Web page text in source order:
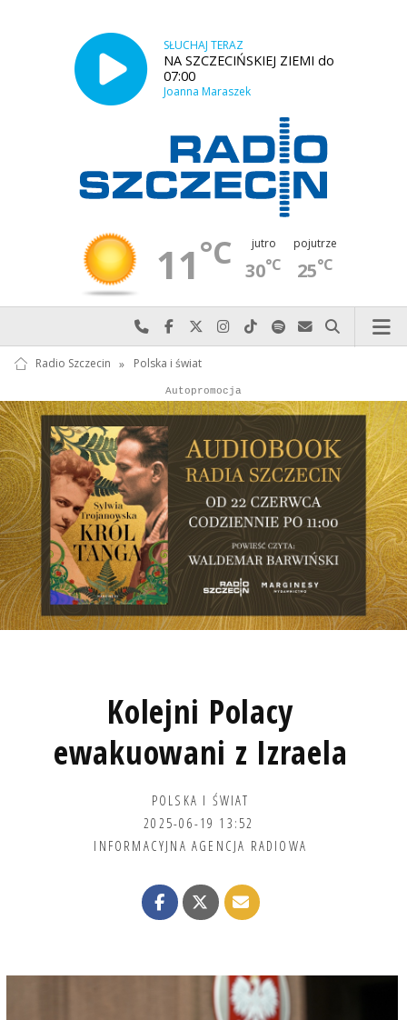
SŁUCHAJ TERAZ
NA SZCZECIŃSKIEJ ZIEMI do
07:00
Joanna Maraszek
11°C jutro
30°C
pojutrze
25°C
Najlepiej po prostu do nas zadzwoń
Odwiedź nas na Facebook-u
Odwiedź nas na X
Odwiedź nas na Instagram-ie
Odwiedź nas na TikTok-u
Szukaj nas na Spotify
Wyślij do nas
Szukaj
Radio Szczecin » Polska i świat
Autopromocja
Autopromocja
Reklama
Kolejni Polacy
ewakuowani z Izraela
POLSKA I ŚWIAT
2025-06-19 13:52
INFORMACYJNA AGENCJA RADIOWA